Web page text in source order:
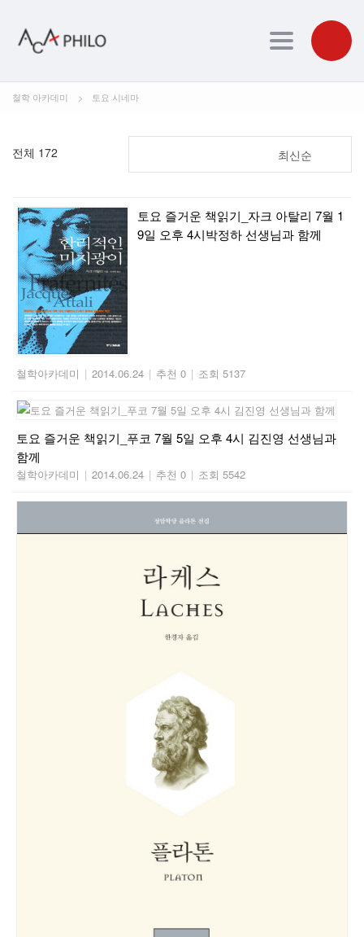
Toggle
철학 아카데미 > 토요 시네마
전체 172 최신순
토요 즐거운 책읽기_자크 아탈리 7월 1
9일 오후 4시박정하 선생님과 함께
철학아카데미 | 2014.06.24 | 추천 0 | 조회 5137
토요 즐거운 책읽기_푸코 7월 5일 오후 4시 김진영 선생님과
함께
철학아카데미 | 2014.06.24 | 추천 0 | 조회 5542